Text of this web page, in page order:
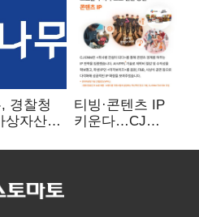
경찰청
상자산
사업
티빙·콘텐츠 IP
키운다…CJ
글로벌 확장 가속